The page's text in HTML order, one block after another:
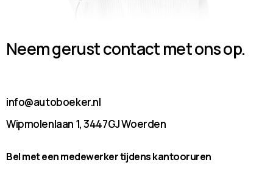
Neem gerust contact met ons op.
info@autoboeker.nl
Wipmolenlaan 1, 3447GJ Woerden
Bel met een medewerker tijdens kantooruren